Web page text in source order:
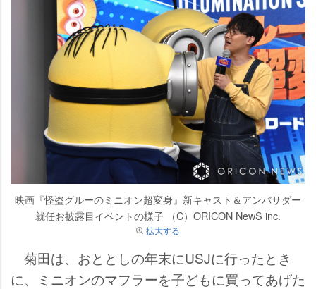
映画『怪盗グルーのミニオン超変身』新キャスト＆アンバサダー
就任お披露目イベントの様子 （C）ORICON NewS inc.
拡大する
菊田は、おととしの年末にUSJに行ったとき
に、ミニオンのマフラーを子どもに買ってあげた